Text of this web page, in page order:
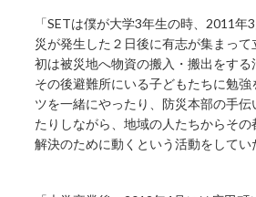
「SETは僕が大学3年生の時、2011
災が発生した２日後に有志が集まっ
初は被災地へ物資の搬入・搬出をする
その後避難所にいる子どもたちに勉
ツを一緒にやったり、防災本部の手伝
たりしながら、地域の人たちからそ
解決のために動くという活動をしてい